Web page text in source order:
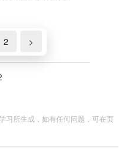
2 >
习所生成，如有任何问题，可在页